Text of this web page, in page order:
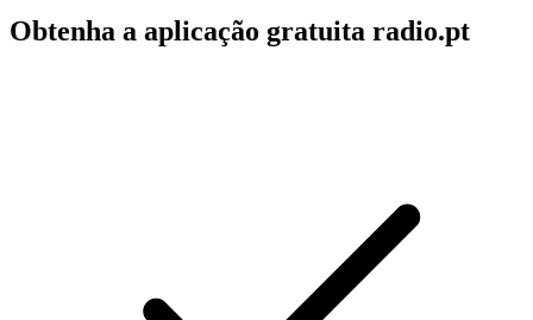
Obtenha a aplicação gratuita radio.pt